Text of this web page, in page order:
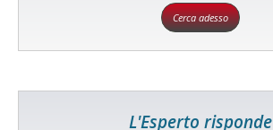
Cerca adesso
L'Esperto risponde